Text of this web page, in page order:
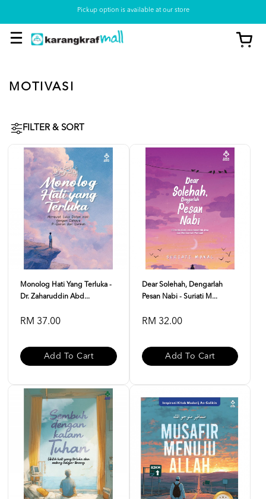
Pickup option is available at our store
MOTIVASI
FILTER & SORT
Monolog Hati Yang Terluka -
Dr. Zaharuddin Abd...
RM 37.00
Add To Cart
Dear Solehah, Dengarlah
Pesan Nabi - Suriati M...
RM 32.00
Add To Cart